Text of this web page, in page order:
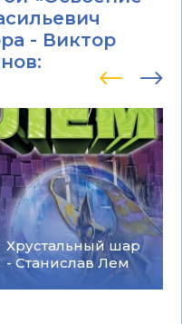
- Виктор
:
Хрустальный шар
- Станислав Лем